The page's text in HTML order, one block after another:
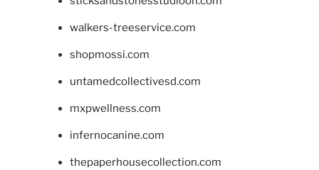
walkers-treeservice.com
shopmossi.com
untamedcollectivesd.com
mxpwellness.com
infernocanine.com
thepaperhousecollection.com